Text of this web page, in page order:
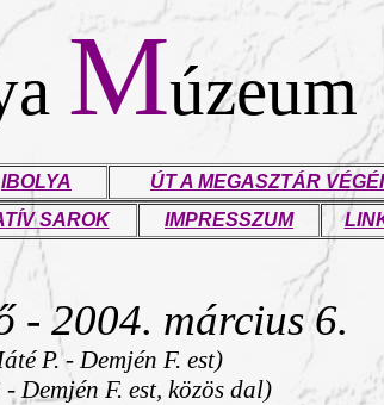
Múzeum
IBOLYA
ÚT A MEGASZTÁR
SAROK IMPRESSZUM
- 2004. március 6.
P. - Demjén F. est)
Demjén F. est, közös dal)